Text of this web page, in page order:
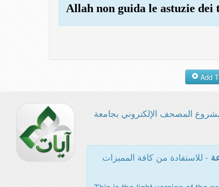
Allah non guida le astuzie
المصحف الإلكتروني بجامعة
- للاستفادة من كافة المميزات